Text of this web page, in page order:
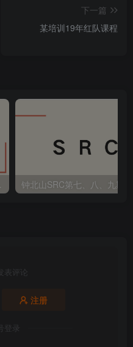
下一篇
某培训19年红队课程
法 钟北山SRC第七、八、九期
表评论
注册
登录